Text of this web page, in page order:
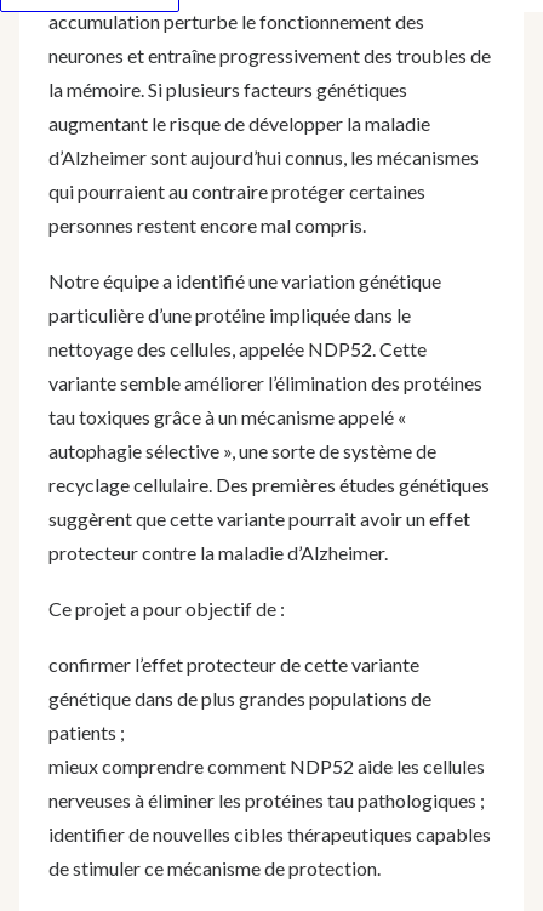
accumulation perturbe le fonctionnement des
neurones et entraîne progressivement des troubles de
la mémoire. Si plusieurs facteurs génétiques
augmentant le risque de développer la maladie
d’Alzheimer sont aujourd’hui connus, les mécanismes
qui pourraient au contraire protéger certaines
personnes restent encore mal compris.
Notre équipe a identifié une variation génétique
particulière d’une protéine impliquée dans le
nettoyage des cellules, appelée NDP52. Cette
variante semble améliorer l’élimination des protéines
tau toxiques grâce à un mécanisme appelé «
autophagie sélective », une sorte de système de
recyclage cellulaire. Des premières études génétiques
suggèrent que cette variante pourrait avoir un effet
protecteur contre la maladie d’Alzheimer.
Ce projet a pour objectif de :
confirmer l’effet protecteur de cette variante
génétique dans de plus grandes populations de
patients ;
mieux comprendre comment NDP52 aide les cellules
nerveuses à éliminer les protéines tau pathologiques ;
identifier de nouvelles cibles thérapeutiques capables
de stimuler ce mécanisme de protection.